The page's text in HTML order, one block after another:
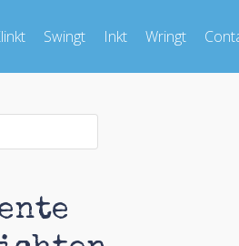
Swingt Inkt Wringt